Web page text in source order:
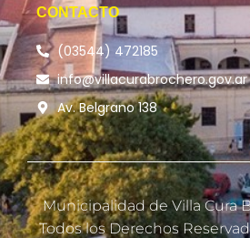
CONTACTO
(03544) 472185
info@villacurabrochero.gov.ar
Av. Belgrano 138
Municipalidad de Villa Cura
Todos los Derechos